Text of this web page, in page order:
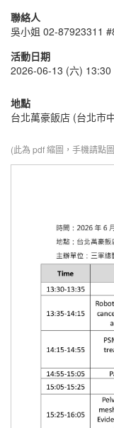
聯絡人
吳小姐 02-87923311
活動日期
2026-06-13 (六) 13:30
地點
台北萬豪飯店 (台北市
(此為 pdf 縮圖，手機請點